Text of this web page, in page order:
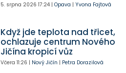
5. srpna 2026 17:24| Opava | Yvona Fajtová
Když jde teplota nad třicet,
ochlazuje centrum Nového
Jičína kropicí vůz
Včera 11:26 | Nový Jičín | Petra Dorazilová